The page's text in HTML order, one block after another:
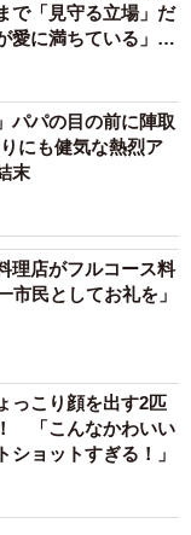
「見守る立場」だ
に満ちている」
パパの目の前に陣取
にも健気な熱烈ア
末
理店がフルコース料
民としてお礼を」
っこり顔を出す2匹
「こんなかわいい
ョットすぎる！」